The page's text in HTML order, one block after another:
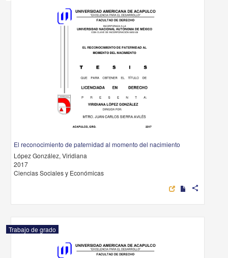
El reconocimiento de paternidad al momento del nacimiento
López González, Viridiana
2017
Ciencias Sociales y Económicas
share
Trabajo de grado